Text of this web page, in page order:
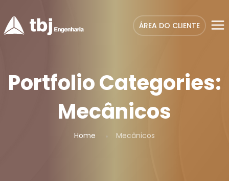
ÁREA DO CLIENTE
Portfolio Categories:
Mecânicos
Home Mecânicos